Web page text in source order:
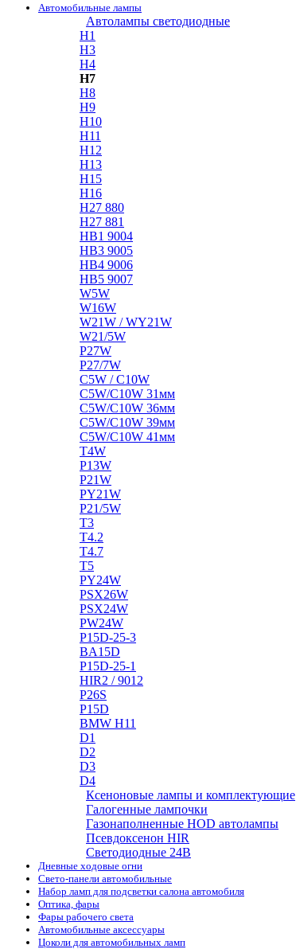
Автомобильные лампы
Автолампы светодиодные
H1
H3
H4
H7
H8
H9
H10
H11
H12
H13
H15
H16
H27 880
H27 881
HB1 9004
HB3 9005
HB4 9006
HB5 9007
W5W
W16W
W21W / WY21W
W21/5W
P27W
P27/7W
C5W / C10W
C5W/C10W 31мм
C5W/C10W 36мм
C5W/C10W 39мм
C5W/C10W 41мм
T4W
P13W
P21W
PY21W
P21/5W
T3
T4.2
T4.7
T5
PY24W
PSX26W
PSX24W
PW24W
P15D-25-3
BA15D
P15D-25-1
HIR2 / 9012
P26S
P15D
BMW H11
D1
D2
D3
D4
Ксеноновые лампы и комплектующие
Галогенные лампочки
Газонаполненные HOD автолампы
Псевдоксенон HIR
Cветодиодные 24B
Дневные ходовые огни
Свето-панели автомобильные
Набор ламп для подсветки салона автомобиля
Оптика, фары
Фары рабочего света
Автомобильные аксессуары
Цоколи для автомобильных ламп